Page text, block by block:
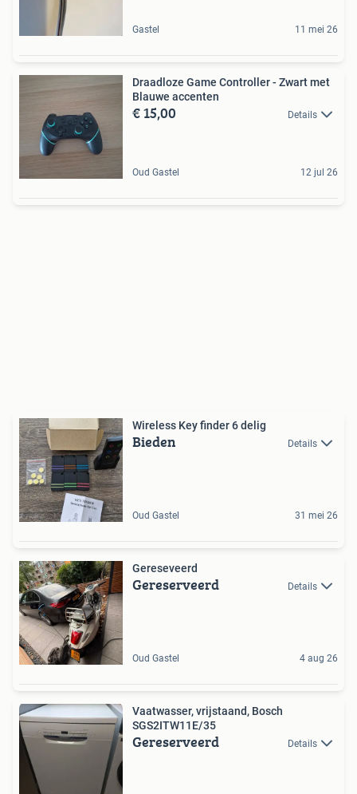
Gastel 11 mei 26
Draadloze Game Controller - Zwart met
Blauwe accenten
€ 15,00 Details
Oud Gastel 12 jul 26
Wireless Key finder 6 delig
Bieden Details
Oud Gastel 31 mei 26
Gereseveerd
Gereserveerd Details
Oud Gastel 4 aug 26
Vaatwasser, vrijstaand, Bosch
SGS2ITW11E/35
Gereserveerd Details